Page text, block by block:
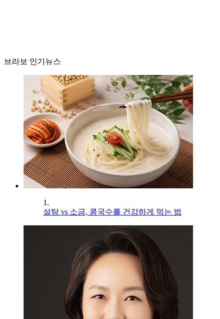
브라보 인기뉴스
1.
설탕 vs 소금, 콩국수를 건강하게 먹는 법